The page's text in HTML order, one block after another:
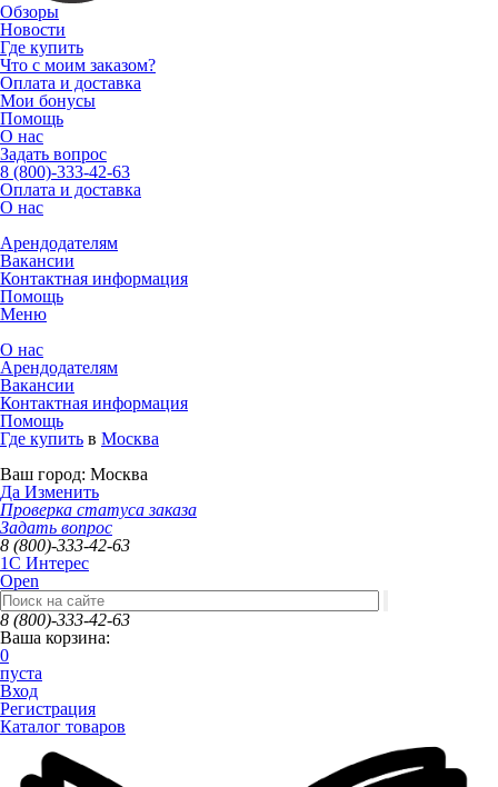
Обзоры
Новости
Где купить
Что с моим заказом?
Оплата и доставка
Мои бонусы
Помощь
О нас
Задать вопрос
8 (800)-333-42-63
Оплата и доставка
О нас
Арендодателям
Вакансии
Контактная информация
Помощь
Меню
О нас
Арендодателям
Вакансии
Контактная информация
Помощь
Где купить в Москва
Ваш город: Москва
Да Изменить
Проверка статуса заказа
Задать вопрос
8 (800)-333-42-63
1C Интерес
Open
8 (800)-333-42-63
Ваша корзина:
0
пуста
Вход
Регистрация
Каталог товаров